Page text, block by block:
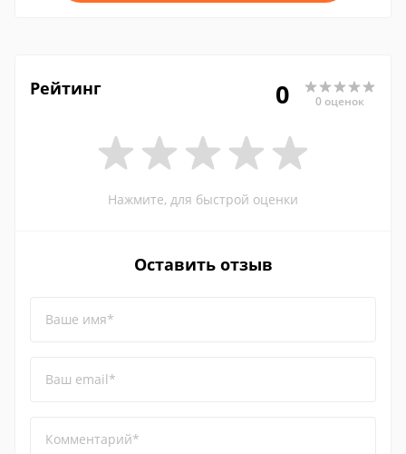
Рейтинг 0 0 оценок
Нажмите, для быстрой оценки
Оставить отзыв
Ваше имя*
Ваш email*
Комментарий*